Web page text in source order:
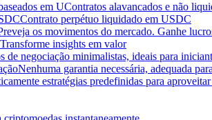
em UContratos alavancados e não
Contrato perpétuo liquidado em USDC
os movimentos do mercado. Ganhe
Transforme insights em valor
de negociação minimalistas, ideais para
Nenhuma garantia necessária, adequada
estratégias predefinidas para